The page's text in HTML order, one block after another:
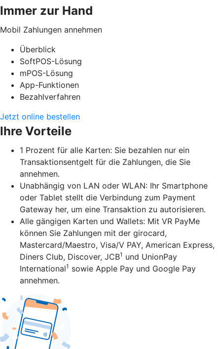
Immer zur Hand
Mobil Zahlungen annehmen
Überblick
SoftPOS-Lösung
mPOS-Lösung
App-Funktionen
Bezahlverfahren
Jetzt online bestellen
Ihre Vorteile
1 Prozent für alle Karten: Sie bezahlen nur ein
Transaktionsentgelt für die Zahlungen, die Sie
annehmen.
Unabhängig von LAN oder WLAN: Ihr Smartphone
oder Tablet stellt die Verbindung zum Payment
Gateway her, um eine Transaktion zu autorisieren.
Alle gängigen Karten und Wallets: Mit VR PayMe
können Sie Zahlungen mit der girocard,
Mastercard/Maestro, Visa/V PAY, American Express,
Diners Club, Discover, JCB1 und UnionPay
International1 sowie Apple Pay und Google Pay
annehmen.